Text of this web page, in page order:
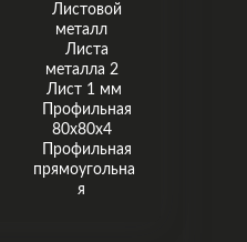
Листовой
металл
Листа
металла 2
Лист 1 мм
Профильная
80х80х4
Профильная
прямоугольна
я